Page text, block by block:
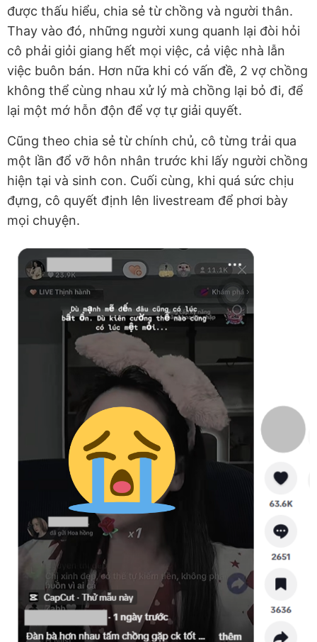
được thấu hiểu, chia sẻ từ chồng và người thân.
Thay vào đó, những người xung quanh lại đòi hỏi
cô phải giỏi giang hết mọi việc, cả việc nhà lẫn
việc buôn bán. Hơn nữa khi có vấn đề, 2 vợ chồng
không thể cùng nhau xử lý mà chồng lại bỏ đi, để
lại một mớ hỗn độn để vợ tự giải quyết.
Cũng theo chia sẻ từ chính chủ, cô từng trải qua
một lần đổ vỡ hôn nhân trước khi lấy người chồng
hiện tại và sinh con. Cuối cùng, khi quá sức chịu
đựng, cô quyết định lên livestream để phơi bày
mọi chuyện.